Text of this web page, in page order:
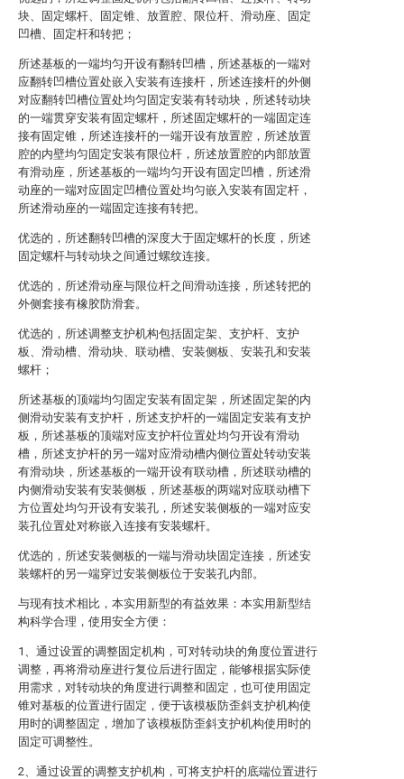
块、固定螺杆、固定锥、放置腔、限位杆、滑动座、固定
凹槽、固定杆和转把；
所述基板的一端均匀开设有翻转凹槽，所述基板的一端对
应翻转凹槽位置处嵌入安装有连接杆，所述连接杆的外侧
对应翻转凹槽位置处均匀固定安装有转动块，所述转动块
的一端贯穿安装有固定螺杆，所述固定螺杆的一端固定连
接有固定锥，所述连接杆的一端开设有放置腔，所述放置
腔的内壁均匀固定安装有限位杆，所述放置腔的内部放置
有滑动座，所述基板的一端均匀开设有固定凹槽，所述滑
动座的一端对应固定凹槽位置处均匀嵌入安装有固定杆，
所述滑动座的一端固定连接有转把。
优选的，所述翻转凹槽的深度大于固定螺杆的长度，所述
固定螺杆与转动块之间通过螺纹连接。
优选的，所述滑动座与限位杆之间滑动连接，所述转把的
外侧套接有橡胶防滑套。
优选的，所述调整支护机构包括固定架、支护杆、支护
板、滑动槽、滑动块、联动槽、安装侧板、安装孔和安装
螺杆；
所述基板的顶端均匀固定安装有固定架，所述固定架的内
侧滑动安装有支护杆，所述支护杆的一端固定安装有支护
板，所述基板的顶端对应支护杆位置处均匀开设有滑动
槽，所述支护杆的另一端对应滑动槽内侧位置处转动安装
有滑动块，所述基板的一端开设有联动槽，所述联动槽的
内侧滑动安装有安装侧板，所述基板的两端对应联动槽下
方位置处均匀开设有安装孔，所述安装侧板的一端对应安
装孔位置处对称嵌入连接有安装螺杆。
优选的，所述安装侧板的一端与滑动块固定连接，所述安
装螺杆的另一端穿过安装侧板位于安装孔内部。
与现有技术相比，本实用新型的有益效果：本实用新型结
构科学合理，使用安全方便：
1、通过设置的调整固定机构，可对转动块的角度位置进行
调整，再将滑动座进行复位后进行固定，能够根据实际使
用需求，对转动块的角度进行调整和固定，也可使用固定
锥对基板的位置进行固定，便于该模板防歪斜支护机构使
用时的调整固定，增加了该模板防歪斜支护机构使用时的
固定可调整性。
2、通过设置的调整支护机构，可将支护杆的底端位置进行